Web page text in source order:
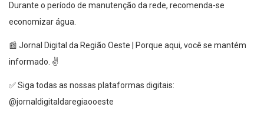
Durante o período de manutenção da rede, recomenda-se
economizar água.
📰 Jornal Digital da Região Oeste | Porque aqui, você se mantém
informado. ✌️
✅ Siga todas as nossas plataformas digitais:
@jornaldigitaldaregiaooeste